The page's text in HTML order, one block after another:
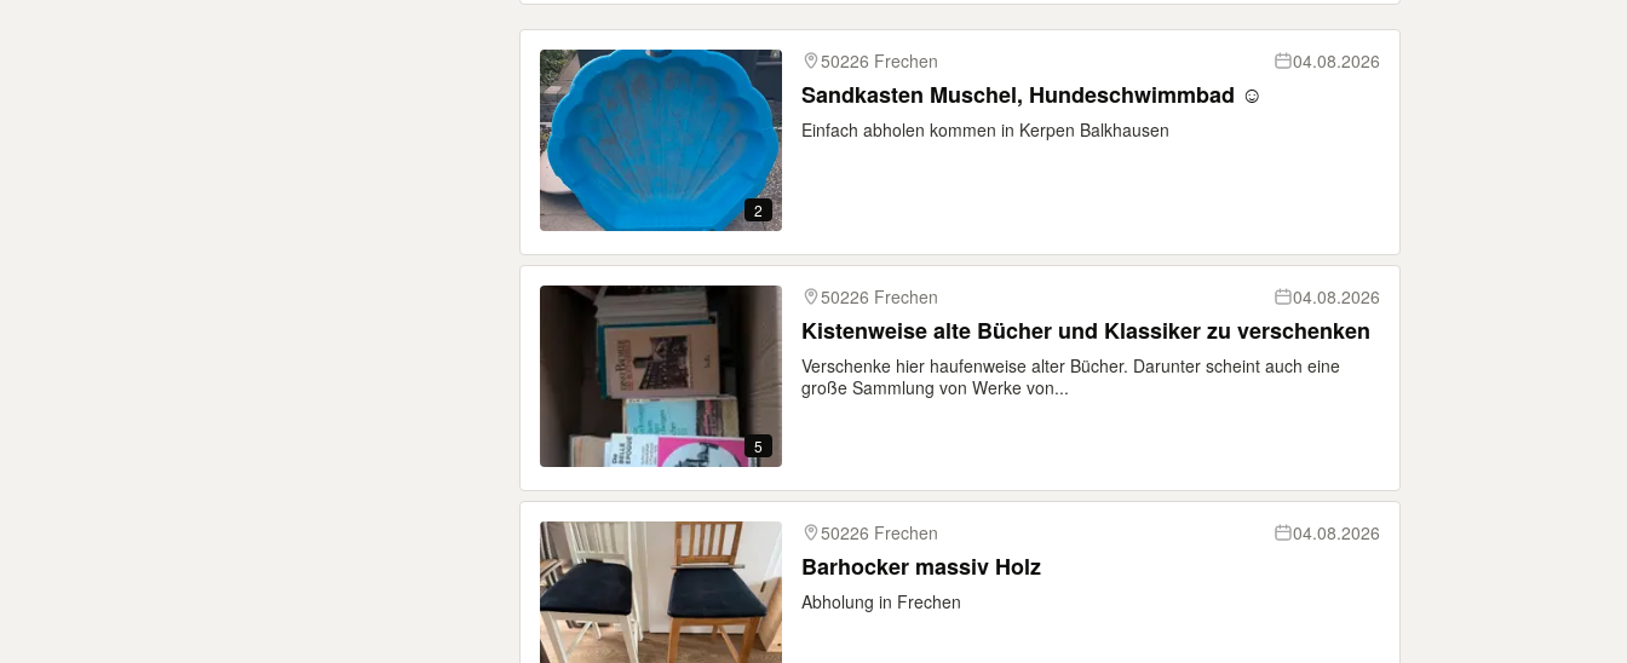
2
50226 Frechen 04.08.2026
Sandkasten Muschel, Hundeschwimmbad ☺️
Einfach abholen kommen in Kerpen Balkhausen
5
50226 Frechen 04.08.2026
Kistenweise alte Bücher und Klassiker zu verschenken
Verschenke hier haufenweise alter Bücher. Darunter scheint auch eine
große Sammlung von Werke von...
50226 Frechen 04.08.2026
Barhocker massiv Holz
Abholung in Frechen